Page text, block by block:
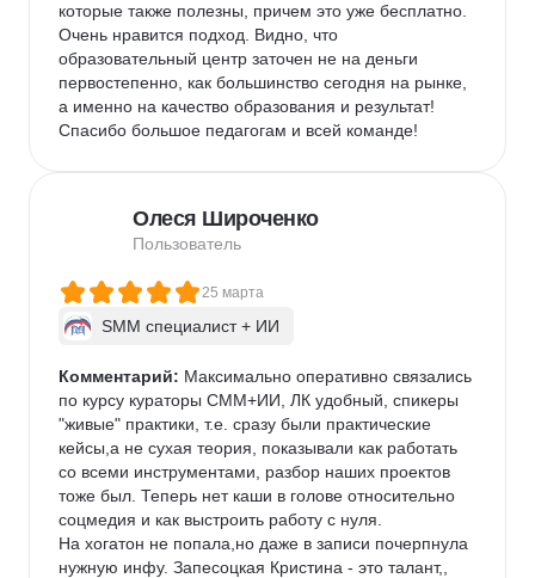
которые также полезны, причем это уже бесплатно.
Очень нравится подход. Видно, что
образовательный центр заточен не на деньги
первостепенно, как большинство сегодня на рынке,
а именно на качество образования и результат!
Спасибо большое педагогам и всей команде!
Олеся Широченко
Пользователь
25 марта
SMM специалист + ИИ
Комментарий: Максимально оперативно связались
по курсу кураторы СММ+ИИ, ЛК удобный, спикеры
"живые" практики, т.е. сразу были практические
кейсы,а не сухая теория, показывали как работать
со всеми инструментами, разбор наших проектов
тоже был. Теперь нет каши в голове относительно
соцмедия и как выстроить работу с нуля.
На хогатон не попала,но даже в записи почерпнула
нужную инфу. Запесоцкая Кристина - это талант,,